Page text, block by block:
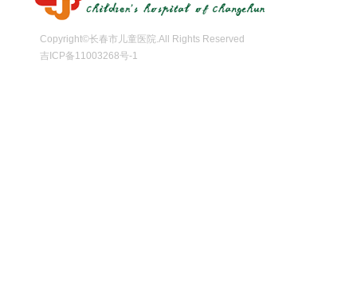
Copyright©长春市儿童医院.All Rights Reserved
吉ICP备11003268号-1